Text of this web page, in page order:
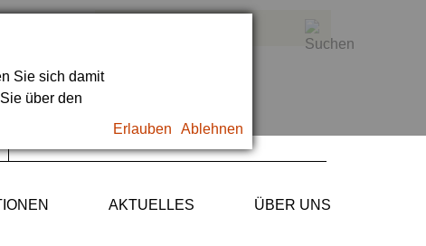
Sie sich damit
über den
Erlauben Ablehnen
AKTUELLES ÜBER UNS